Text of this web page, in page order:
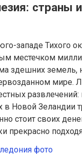
страны
западе Тихого
местечком
здешних земель,
мире.
в Новой Зеландии
стоит своих
прекрасно